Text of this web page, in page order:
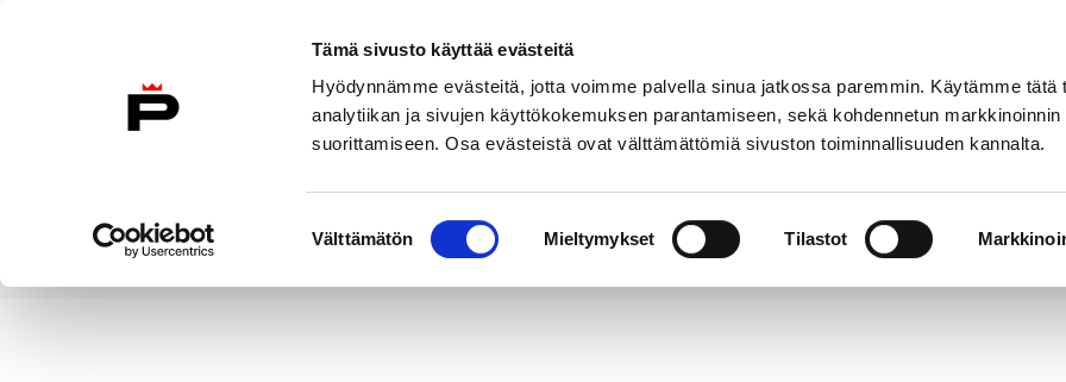
Tämä sivusto käyttää evästeitä
Hyödynnämme evästeitä, jotta voimme palvella sinua jatkossa paremmin. Käytämme tätä
analytiikan ja sivujen käyttökokemuksen parantamiseen, sekä kohdennetun markkinoinnin
suorittamiseen. Osa evästeistä ovat välttämättömiä sivuston toiminnallisuuden kannalta.
valinta
Välttämätön Mieltymykset Tilastot
Etusivulle
Etusivu